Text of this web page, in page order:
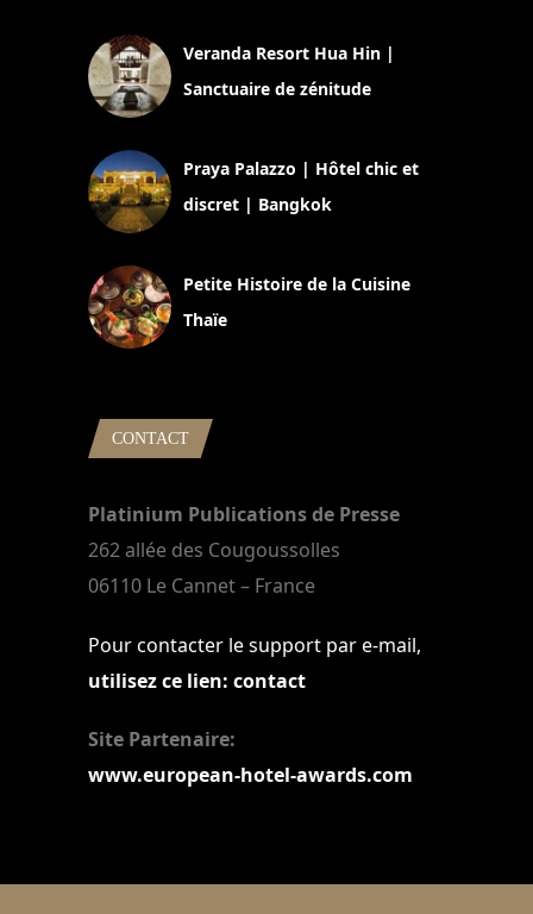
Veranda Resort Hua Hin |
Sanctuaire de zénitude
Praya Palazzo | Hôtel chic et
discret | Bangkok
Petite Histoire de la Cuisine
Thaïe
CONTACT
Platinium Publications de Presse
262 allée des Cougoussolles
06110 Le Cannet – France
Pour contacter le support par e-mail,
utilisez ce lien: contact
Site Partenaire:
www.european-hotel-awards.com